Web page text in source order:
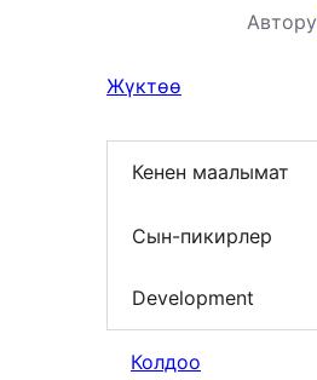
Автору
Жүктөө
Кенен маалымат
Сын-пикирлер
Development
Колдоо